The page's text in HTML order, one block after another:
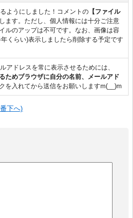
ようにしました！コメントの【ファイル
ます。ただし、個人情報には十分ご注意
ルのアップは不可です。なお、画像は容
くらい)表示しましたら削除する予定です
アドレスを常に表示させるためには、
ためブラウザに自分の名前、メールアド
を入れてから送信をお願いしますm(__)m
下へ)